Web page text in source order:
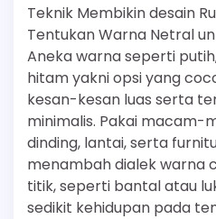
Teknik Membikin desain
Tentukan Warna Netral
Aneka warna seperti
hitam yakni opsi yang
kesan-kesan luas serta
minimalis. Pakai macam-
dinding, lantai, serta
menambah dialek warna
titik, seperti bantal atau
sedikit kehidupan pada